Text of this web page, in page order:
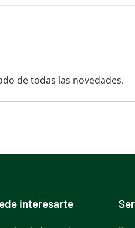
de todas las novedades.
interesarte